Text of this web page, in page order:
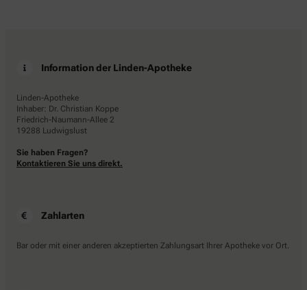
Information der Linden-Apotheke
Linden-Apotheke
Inhaber: Dr. Christian Koppe
Friedrich-Naumann-Allee 2
19288 Ludwigslust
Sie haben Fragen?
Kontaktieren Sie uns direkt.
Zahlarten
Bar oder mit einer anderen akzeptierten Zahlungsart Ihrer Apotheke vor Ort.